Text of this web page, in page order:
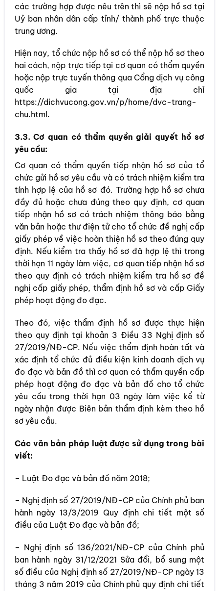
các trường hợp được nêu trên thì sẽ nộp hồ sơ tại
Uỷ ban nhân dân cấp tỉnh/ thành phố trực thuộc
trung ương.
Hiện nay, tổ chức nộp hồ sơ có thể nộp hồ sơ theo
hai cách, nộp trực tiếp tại cơ quan có thẩm quyền
hoặc nộp trực tuyến thông qua Cổng dịch vụ công
quốc gia tại địa chỉ
https://dichvucong.gov.vn/p/home/dvc-trang-
chu.html.
3.3. Cơ quan có thẩm quyền giải quyết hồ sơ
yêu cầu:
Cơ quan có thẩm quyền tiếp nhận hồ sơ của tổ
chức gửi hồ sơ yêu cầu và có trách nhiệm kiểm tra
tính hợp lệ của hồ sơ đó. Trường hợp hồ sơ chưa
đầy đủ hoặc chưa đúng theo quy định, cơ quan
tiếp nhận hồ sơ có trách nhiệm thông báo bằng
văn bản hoặc thư điện tử cho tổ chức đề nghị cấp
giấy phép về việc hoàn thiện hồ sơ theo đúng quy
định. Nếu kiểm tra thấy hồ sơ đã hợp lệ thì trong
thời hạn 11 ngày làm việc, cơ quan tiếp nhận hồ sơ
theo quy định có trách nhiệm kiểm tra hồ sơ đề
nghị cấp giấy phép, thẩm định hồ sơ và cấp Giấy
phép hoạt động đo đạc.
Theo đó, việc thẩm định hồ sơ được thực hiện
theo quy định tại khoản 3 Điều 33 Nghị định số
27/2019/NĐ-CP. Nếu việc thẩm định hoàn tất và
xác định tổ chức đủ điều kiện kinh doanh dịch vụ
đo đạc và bản đồ thì cơ quan có thẩm quyền cấp
phép hoạt động đo đạc và bản đồ cho tổ chức
yêu cầu trong thời hạn 03 ngày làm việc kể từ
ngày nhận được Biên bản thẩm định kèm theo hồ
sơ yêu cầu.
Các văn bản pháp luật được sử dụng trong bài
viết:
– Luật Đo đạc và bản đồ năm 2018;
– Nghị định số 27/2019/NĐ-CP của Chính phủ ban
hành ngày 13/3/2019 Quy định chi tiết một số
điều của Luật Đo đạc và bản đồ;
– Nghị định số 136/2021/NĐ-CP của Chính phủ
ban hành ngày 31/12/2021 Sửa đổi, bổ sung một
số điều của Nghị định số 27/2019/NĐ-CP ngày 13
tháng 3 năm 2019 của Chính phủ quy định chi tiết